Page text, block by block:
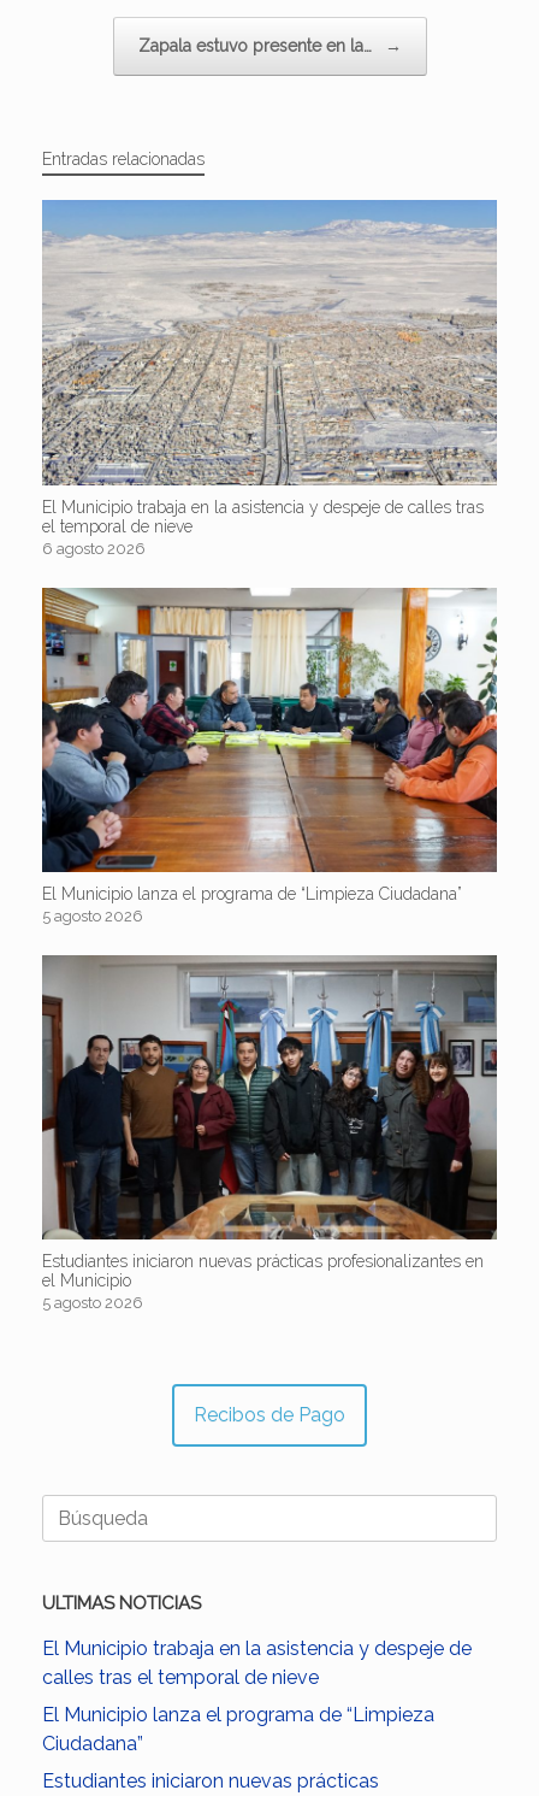
Zapala estuvo presente en la… →
Entradas relacionadas
El Municipio trabaja en la asistencia y despeje de calles tras
el temporal de nieve
6 agosto 2026
El Municipio lanza el programa de “Limpieza Ciudadana”
5 agosto 2026
Estudiantes iniciaron nuevas prácticas profesionalizantes en
el Municipio
5 agosto 2026
Recibos de Pago
Buscar:
ULTIMAS NOTICIAS
El Municipio trabaja en la asistencia y despeje de
calles tras el temporal de nieve
El Municipio lanza el programa de “Limpieza
Ciudadana”
Estudiantes iniciaron nuevas prácticas